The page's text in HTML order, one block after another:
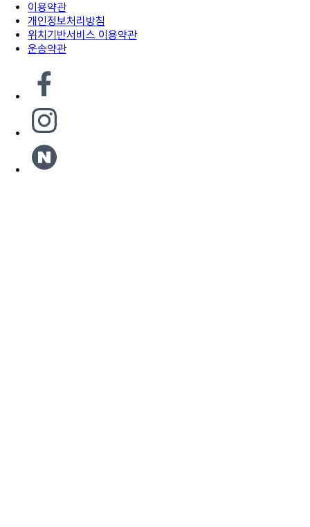
이용약관
개인정보처리방침
위치기반서비스 이용약관
운송약관